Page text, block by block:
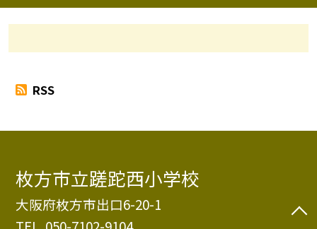
RSS
枚方市立蹉跎西小学校
大阪府枚方市出口6-20-1